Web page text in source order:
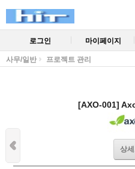
로그인 마이페이지
사무/일반 프로젝트 관리
[AXO-001]
상세